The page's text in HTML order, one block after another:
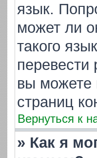
язык.
может ли
такого
вы можете
страниц
Вернуться к
» Как я